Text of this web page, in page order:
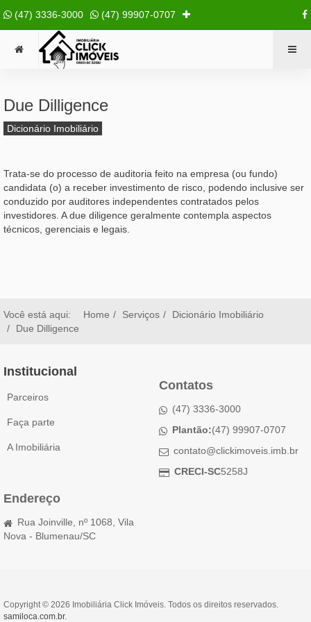
(47) 3336-3000 (47) 99907-0707
Due Dilligence
Dicionário Imobiliário
Trata-se do processo de auditoria feito na empresa (ou fundo)
candidata (o) a receber investimento de risco, podendo inclusive ser
conduzido por auditores independentes contratados pelos
investidores. A due diligence geralmente contempla aspectos
técnicos, gerenciais e legais.
Você está aqui: Home Serviços
Dicionário Imobiliário
Due Dilligence
Institucional
Parceiros
Faça parte
A Imobiliária
Contatos
(47) 3336-3000
Plantão:(47) 99907-0707
contato@clickimoveis.imb.br
CRECI-SC5258J
Endereço
Rua Joinville, nº 1068, Vila
Nova - Blumenau/SC
Copyright © 2026 Imobiliária Click Imóveis. Todos os direitos reservados.
samiloca.com.br.